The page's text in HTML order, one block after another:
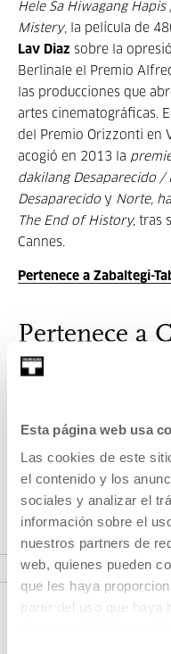
Esta página web usa
Las cookies de este
el contenido y los
sociales y analizar el
información sobre el
nuestros partners de
web, quienes pueden
que les haya
partir del uso que haya
Hele Sa Hiwagang Hapis
Mistery, la película de
Lav Diaz sobre la
Berlinale el Premio
las producciones que
artes cinematográficas.
del Premio Orizzonti en
acogió en 2013 la
dakilang Desaparecido /
Desaparecido y Norte,
The End of History, tras
Cannes.
Pertenece a Zabaltegi-
Pertenece a
Tabakalera
Festival de San
apetecibles del año en
ni limitaciones temáticas.
VER CICLO